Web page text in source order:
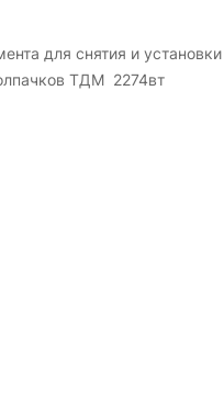
для снятия и установки
ТДМ 2274вт